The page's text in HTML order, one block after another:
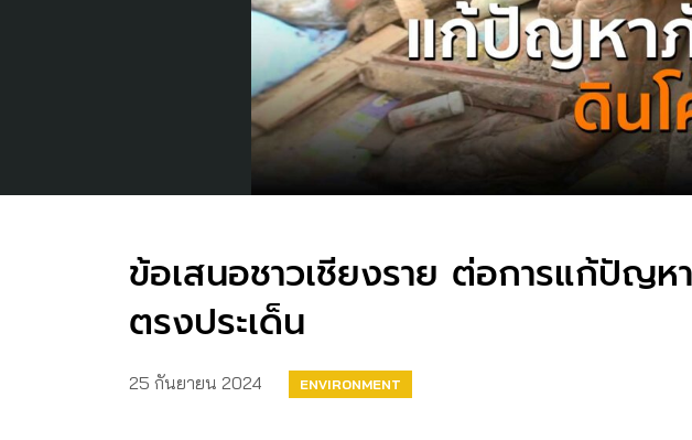
ข้อเสนอชาวเชียงราย ต่อการแก้ปัญ
ตรงประเด็น
25 กันยายน 2024 ENVIRONMENT